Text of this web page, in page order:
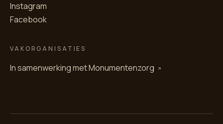
Instagram
Facebook
VAKORGANISATIES
In samenwerking metMonumentenzorg